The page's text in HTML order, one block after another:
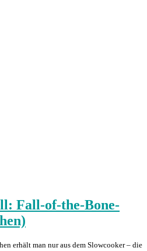
Fall-of-the-Bone-
erhält man nur aus dem Slowcooker – die